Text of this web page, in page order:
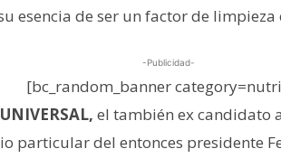
esencia de ser un factor de
-Publicidad-
[bc_random_banner
el también ex candidato
particular del entonces presidente